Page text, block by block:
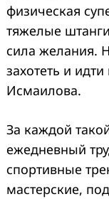
физическая
тяжелые
сила желания.
захотеть и
Исмаилова.
За каждой
ежедневный
спортивные
мастерские,